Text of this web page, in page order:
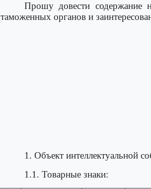
Прошу довести содержание
таможенных органов и
1. Объект интеллектуальной
1.1. Товарные знаки: